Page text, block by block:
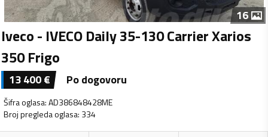
16
Iveco - IVECO Daily 35-130 Carrier Xarios
350 Frigo
13 400€ Po dogovoru
Šifra oglasa:AD386848428ME
Broj pregleda oglasa: 334